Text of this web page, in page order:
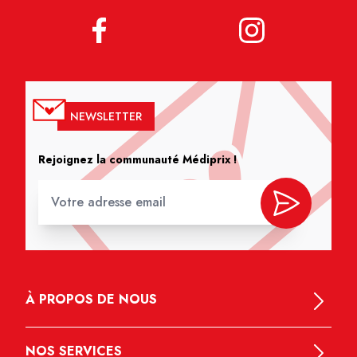
NEWSLETTER
Rejoignez la communauté Médiprix !
À PROPOS DE NOUS
NOS SERVICES